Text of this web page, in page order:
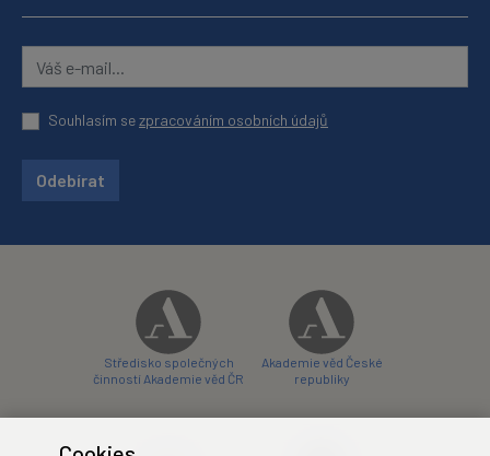
Souhlasím sezpracováním osobních údajů
Odebírat
Středisko společných
činností Akademie věd ČR
Akademie věd České
republiky